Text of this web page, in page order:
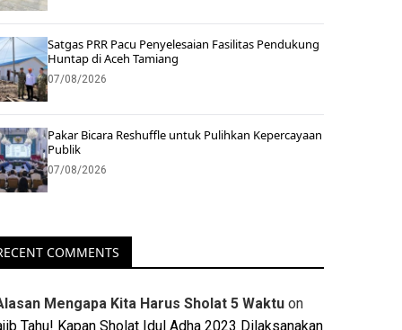
Satgas PRR Pacu Penyelesaian Fasilitas Pendukung
Huntap di Aceh Tamiang
07/08/2026
Pakar Bicara Reshuffle untuk Pulihkan Kepercayaan
Publik
07/08/2026
COMMENTS
Mengapa Kita Harus Sholat 5 Waktu on
Tahu! Kapan Sholat Idul Adha 2023 Dilaksanakan